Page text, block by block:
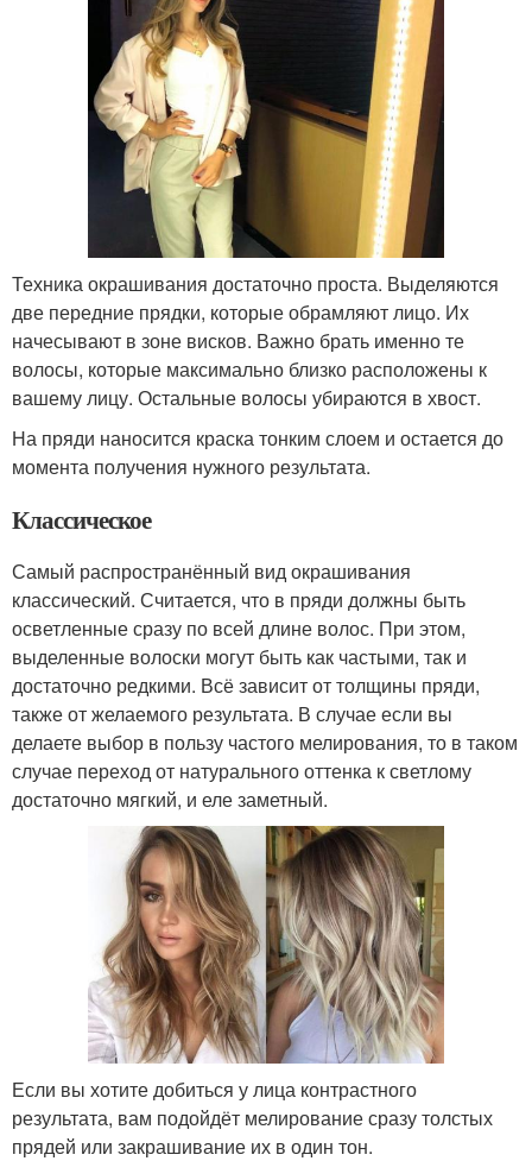
Техника окрашивания достаточно проста. Выделяются
две передние прядки, которые обрамляют лицо. Их
начесывают в зоне висков. Важно брать именно те
волосы, которые максимально близко расположены к
вашему лицу. Остальные волосы убираются в хвост.
На пряди наносится краска тонким слоем и остается до
момента получения нужного результата.
Классическое
Самый распространённый вид окрашивания
классический. Считается, что в пряди должны быть
осветленные сразу по всей длине волос. При этом,
выделенные волоски могут быть как частыми, так и
достаточно редкими. Всё зависит от толщины пряди,
также от желаемого результата. В случае если вы
делаете выбор в пользу частого мелирования, то в таком
случае переход от натурального оттенка к светлому
достаточно мягкий, и еле заметный.
Если вы хотите добиться у лица контрастного
результата, вам подойдёт мелирование сразу толстых
прядей или закрашивание их в один тон.